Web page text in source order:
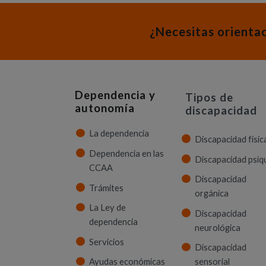
¿Necesitas
Dependencia y
autonomía
La dependencia
Dependencia en las
CCAA
Trámites
La Ley de
dependencia
Servicios
Ayudas económicas
Tipos de
discapacidad
Discapacidad
Discapacidad
Discapacidad
orgánica
Discapacidad
neurológica
Discapacidad
sensorial